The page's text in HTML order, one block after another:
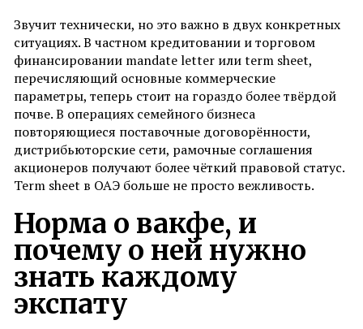
Звучит технически, но это важно в двух конкретных
ситуациях. В частном кредитовании и торговом
финансировании mandate letter или term sheet,
перечисляющий основные коммерческие
параметры, теперь стоит на гораздо более твёрдой
почве. В операциях семейного бизнеса
повторяющиеся поставочные договорённости,
дистрибьюторские сети, рамочные соглашения
акционеров получают более чёткий правовой статус.
Term sheet в ОАЭ больше не просто вежливость.
Норма о вакфе, и
почему о ней нужно
знать каждому
экспату